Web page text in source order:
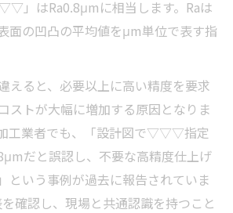
」はRa0.8μmに相当します。Raは
面の凹凸の平均値をμm単位で表す指
えると、必要以上に高い精度を要求
ストが大幅に増加する原因となりま
工業者でも、「設計図で▽▽▽指定
だと誤認し、不要な高精度仕上げ
という事例が過去に報告されていま
確認し、現場と共通認識を持つこと